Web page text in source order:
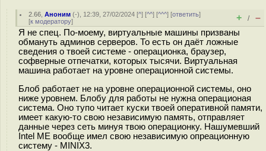
2.66 ,Аноним (-), 12:39, 27/02/2024 [^] [^^] [^^^] [ответить]
[к модератору] + / –
Я не спец. По-моему, виртуальные машины призваны
обмануть админов серверов. То есть он даёт ложные
сведения о твоей системе - операционка, браузер,
софверные отпечатки, которых тысячи. Виртуальная
машина работает на уровне операционной системы.
Блоб работает не на уровне операционной системы, оно
ниже уровнем. Блобу для работы не нужна операционая
система. Оно тупо читает куски твоей оперативной памяти,
имеет какую-то свою независимую память, отправляет
данные через сеть минуя твою операционку. Нашумевший
Intel ME вообще имел свою независимую опреационную
систему - MINIX3.